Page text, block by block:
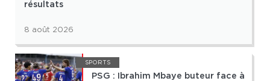
résultats
8 août 2026
SPORTS
PSG : Ibrahim Mbaye buteur face à